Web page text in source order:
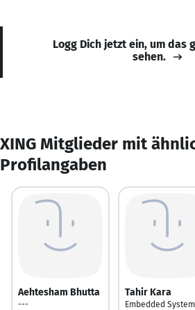
Logg Dich jetzt ein, um das
sehen.
XING Mitglieder mit
Profilangaben
Aehtesham Bhutta
---
Tahir Kara
Embedded